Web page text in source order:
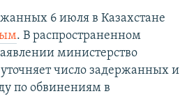
6 июля в Казахстане
. В распространенном
министерство
число задержанных и
по обвинениям в